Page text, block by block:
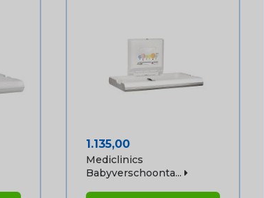
Prijs
1.135,00
Mediclinics
Babyverschoonta...